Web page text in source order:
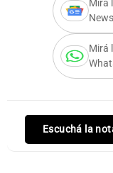
Mirá
News
Mirá
Escuchá la